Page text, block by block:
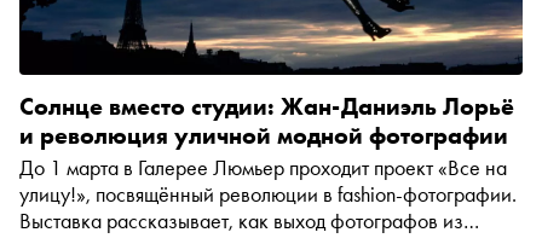
Солнце вместо студии: Жан-Даниэль Лорьё
и революция уличной модной фотографии
До 1 марта в Галерее Люмьер проходит проект «Все на
улицу!», посвящённый революции в fashion-фотографии.
Выставка рассказывает, как выход фотографов из